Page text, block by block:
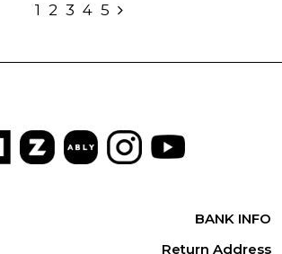
1 2 3 4 5
BANK INFO
Return Address